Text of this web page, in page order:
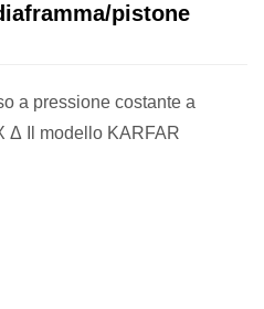
pistone
a pressione costante a
Δ Il modello KARFAR